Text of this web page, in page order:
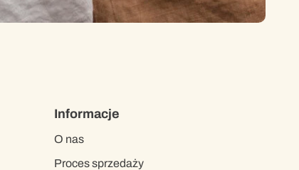
Informacje
O nas
Proces sprzedaży